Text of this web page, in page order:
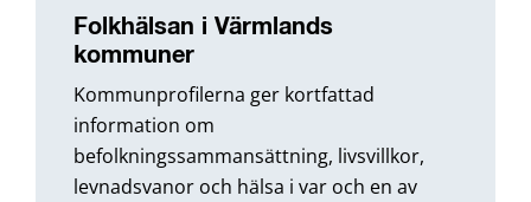
Folkhälsan i Värmlands
kommuner
Kommunprofilerna ger kortfattad
information om
befolkningssammansättning, livsvillkor,
levnadsvanor och hälsa i var och en av